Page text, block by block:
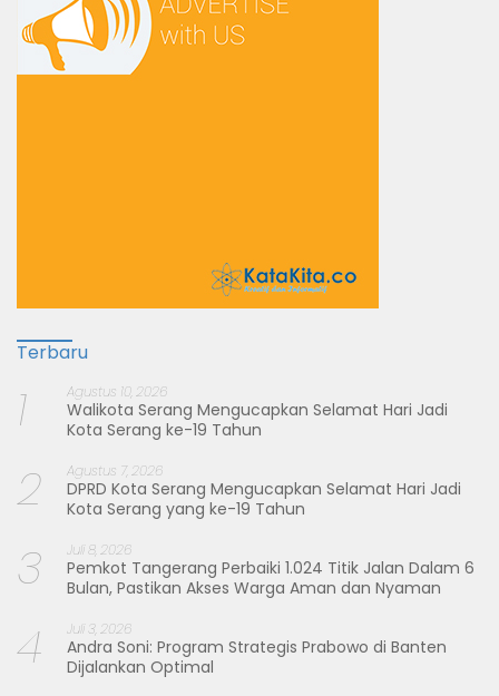
Terbaru
1 Agustus 10, 2026
Walikota Serang Mengucapkan Selamat Hari Jadi
Kota Serang ke-19 Tahun
2 Agustus 7, 2026
DPRD Kota Serang Mengucapkan Selamat Hari Jadi
Kota Serang yang ke-19 Tahun
3 Juli 8, 2026
Pemkot Tangerang Perbaiki 1.024 Titik Jalan Dalam 6
Bulan, Pastikan Akses Warga Aman dan Nyaman
4 Juli 3, 2026
Andra Soni: Program Strategis Prabowo di Banten
Dijalankan Optimal